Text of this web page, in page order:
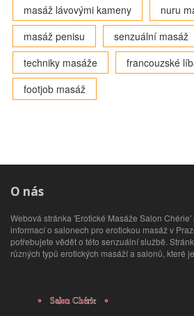
masáž lávovými kameny
nuru
masáž penisu
senzuální masáž
techniky masáže
francouzské
footjob masáž
O nás
Webová stránka 'Erotické Masáže Salon
informací o salonech pro erotickou masáž v
potřebujete vědět o této senzuální službě.
různých typů erotických masáží a salonů, které